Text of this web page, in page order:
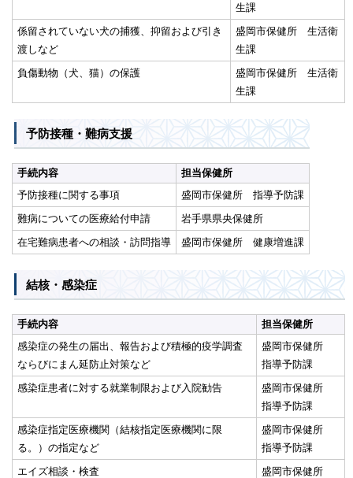
生課
係留されていない犬の捕獲、抑留および引き
渡しなど
盛岡市保健所 生活衛
生課
負傷動物（犬、猫）の保護
盛岡市保健所 生活衛
生課
予防接種・難病支援
手続内容
担当保健所
予防接種に関する事項
盛岡市保健所 指導予防課
難病についての医療給付申請
岩手県県央保健所
在宅難病患者への相談・訪問指導
盛岡市保健所 健康増進課
結核・感染症
手続内容
担当保健所
感染症の発生の届出、報告および積極的疫学調査
ならびにまん延防止対策など
盛岡市保健所
指導予防課
感染症患者に対する就業制限および入院勧告
盛岡市保健所
指導予防課
感染症指定医療機関（結核指定医療機関に限
る。）の指定など
盛岡市保健所
指導予防課
エイズ相談・検査
盛岡市保健所